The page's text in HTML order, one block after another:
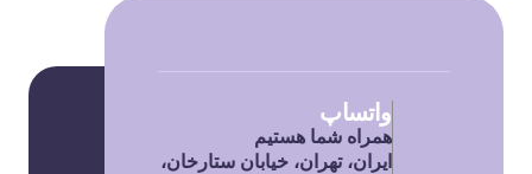
ایران، تهران، خیابان ستارخان،
واتساپ
همراه شما هستیم